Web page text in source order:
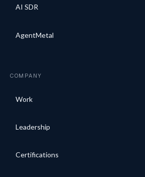
AI SDR
AgentMetal
COMPANY
Work
Leadership
Certifications